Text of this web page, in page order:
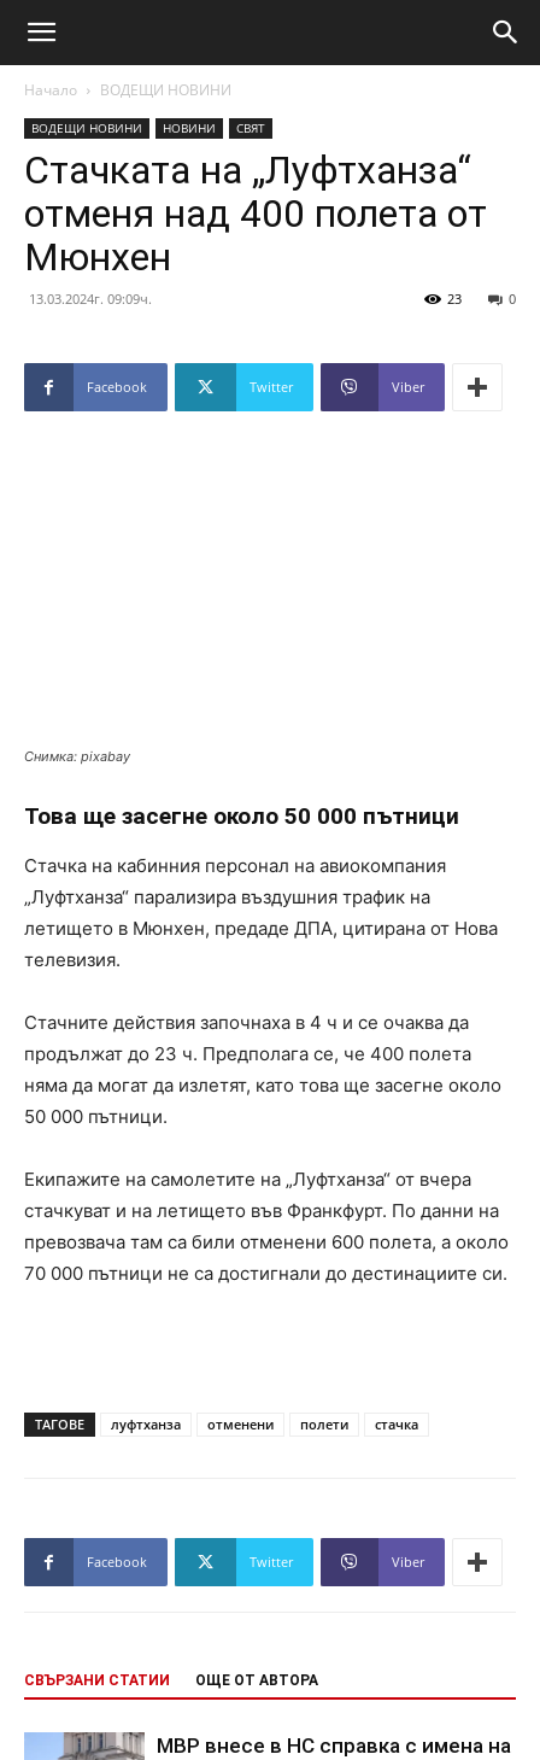
Начало ВОДЕЩИ НОВИНИ
ВОДЕЩИ НОВИНИ НОВИНИ СВЯТ
Стачката на „Луфтханза“
отменя над 400 полета от
Мюнхен
13.03.2024г. 09:09ч. 0
23
Facebook Twitter Viber
Снимка: pixabay
Това ще засегне около 50 000 пътници
Стачка на кабинния персонал на авиокомпания
„Луфтханза“ парализира въздушния трафик на
летището в Мюнхен, предаде ДПА, цитирана от Нова
телевизия.
Стачните действия започнаха в 4 ч и се очаква да
продължат до 23 ч. Предполага се, че 400 полета
няма да могат да излетят, като това ще засегне около
50 000 пътници.
Екипажите на самолетите на „Луфтханза“ от вчера
стачкуват и на летището във Франкфурт. По данни на
превозвача там са били отменени 600 полета, а около
70 000 пътници не са достигнали до дестинациите си.
ТАГОВЕ луфтханза отменени полети стачка
Facebook Twitter Viber
СВЪРЗАНИ СТАТИИ ОЩЕ ОТ АВТОРА
МВР внесе в НС справка с имена на